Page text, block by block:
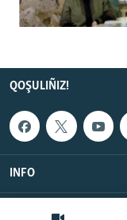
QOŞULIÑIZ!
INFO